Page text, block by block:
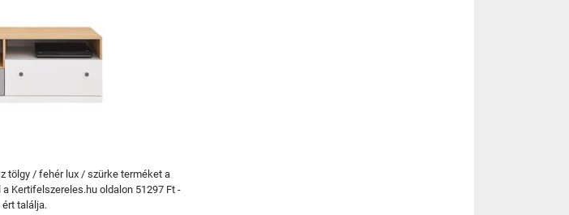
tölgy / fehér lux / szürke terméket a
a Kertifelszereles.hu oldalon 51297 Ft -
ért találja.